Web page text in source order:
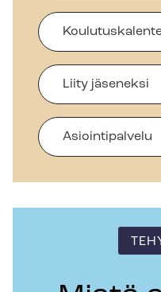
Liity jäseneksi
Asiointipalvelu